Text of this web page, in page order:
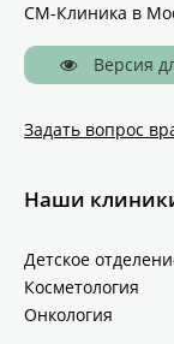
СМ-Клиника в
Версия
Задать вопрос
Наши
Детское
Косметология
Онкология